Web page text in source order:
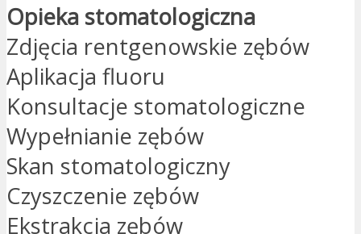
Opieka stomatologiczna
Zdjęcia rentgenowskie zębów
Aplikacja fluoru
Konsultacje stomatologiczne
Wypełnianie zębów
Skan stomatologiczny
Czyszczenie zębów
Ekstrakcja zębów